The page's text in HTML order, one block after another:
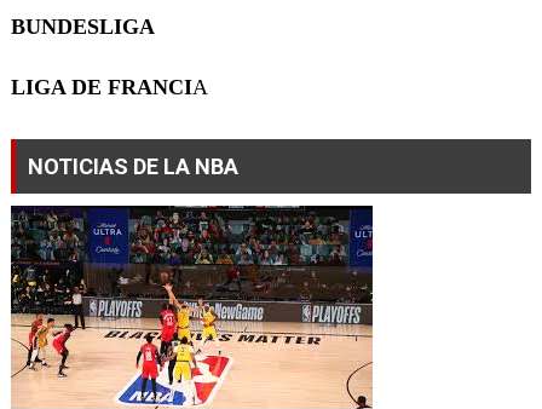
BUNDESLIGA
LIGA DE FRANCIA
NOTICIAS DE LA NBA